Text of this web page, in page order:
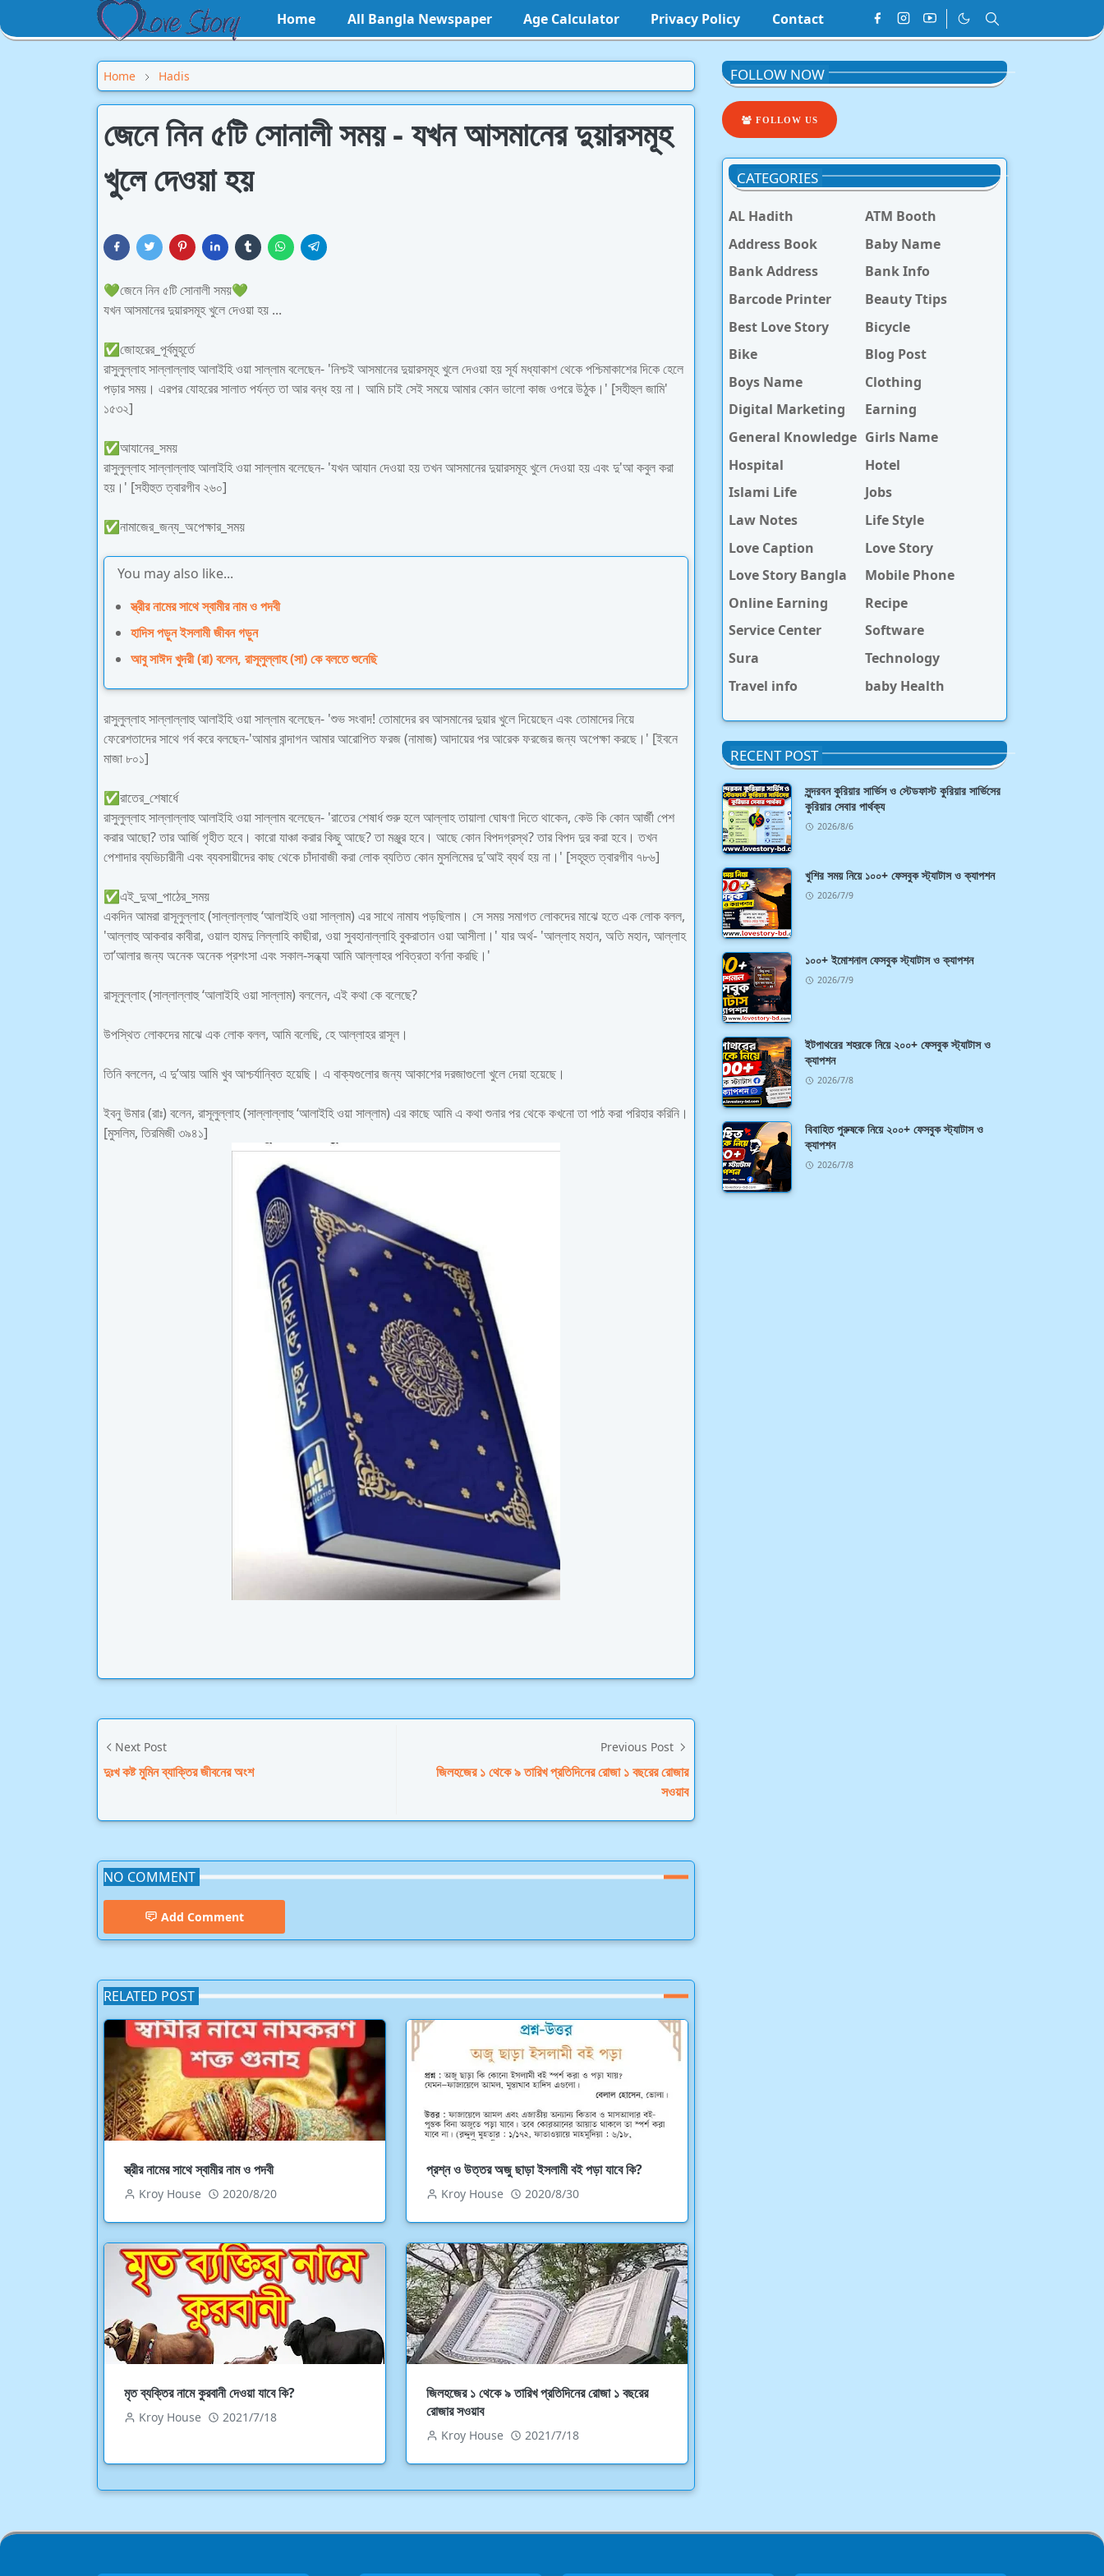
Home All Bangla Newspaper Age Calculator Privacy Policy Contact
Home Hadis
জেনে নিন ৫টি সোনালী সময় - যখন আসমানের দুয়ারসমূহ
খুলে দেওয়া হয়
💚জেনে নিন ৫টি সোনালী সময়💚
যখন আসমানের দুয়ারসমূহ খুলে দেওয়া হয় ...
✅জোহরের_পূর্বমুহূর্তে
রাসুলুল্লাহ সাল্লাল্লাহু আলাইহি ওয়া সাল্লাম বলেছেন- 'নিশ্চই আসমানের দুয়ারসমূহ খুলে দেওয়া হয় সূর্য মধ্যাকাশ থেকে পশ্চিমাকাশের দিকে হেলে
পড়ার সময়। এরপর যোহরের সালাত পর্যন্ত তা আর বন্ধ হয় না। আমি চাই সেই সময়ে আমার কোন ভালো কাজ ওপরে উঠুক।' [সহীহুল জামি'
১৫৩২]
✅আযানের_সময়
রাসুলুল্লাহ সাল্লাল্লাহু আলাইহি ওয়া সাল্লাম বলেছেন- 'যখন আযান দেওয়া হয় তখন আসমানের দুয়ারসমূহ খুলে দেওয়া হয় এবং দু'আ কবুল করা
হয়।' [সহীহুত ত্বারগীব ২৬০]
✅নামাজের_জন্য_অপেক্ষার_সময়
You may also like...
স্ত্রীর নামের সাথে স্বামীর নাম ও পদবী
হাদিস পড়ুন ইসলামী জীবন গড়ুন
আবু সাঈদ খুদরী (রা) বলেন, রাসূলুল্লাহ (সা) কে বলতে শুনেছি
রাসুলুল্লাহ সাল্লাল্লাহু আলাইহি ওয়া সাল্লাম বলেছেন- 'শুভ সংবাদ! তোমাদের রব আসমানের দুয়ার খুলে দিয়েছেন এবং তোমাদের নিয়ে
ফেরেশতাদের সাথে গর্ব করে বলছেন-'আমার বান্দাগন আমার আরোপিত ফরজ (নামাজ) আদায়ের পর আরেক ফরজের জন্য অপেক্ষা করছে।' [ইবনে
মাজা ৮০১]
✅রাতের_শেষার্ধে
রাসুলুল্লাহ সাল্লাল্লাহু আলাইহি ওয়া সাল্লাম বলেছেন- 'রাতের শেষার্ধ শুরু হলে আল্লাহ তায়ালা ঘোষণা দিতে থাকেন, কেউ কি কোন আর্জী পেশ
করার আছো? তার আর্জি গৃহীত হবে। কারো যাঞ্চা করার কিছু আছে? তা মঞ্জুর হবে। আছে কোন বিপদগ্রস্থ? তার বিপদ দুর করা হবে। তখন
পেশাদার ব্যভিচারীনী এবং ব্যবসায়ীদের কাছ থেকে চাঁদাবাজী করা লোক ব্যতিত কোন মুসলিমের দু'আই ব্যর্থ হয় না।' [সহূহুত ত্বারগীব ৭৮৬]
✅এই_দুআ_পাঠের_সময়
একদিন আমরা রাসূলুল্লাহ (সাল্লাল্লাহু ‘আলাইহি ওয়া সাল্লাম) এর সাথে নামায পড়ছিলাম। সে সময় সমাগত লোকদের মাঝে হতে এক লোক বলল,
'আল্লাহু আকবার কাবীরা, ওয়াল হামদু লিল্লাহি কাছীরা, ওয়া সুবহানাল্লাহি বুকরাতান ওয়া আসীলা।' যার অর্থ- 'আল্লাহ মহান, অতি মহান, আল্লাহ
তা’আলার জন্য অনেক অনেক প্রশংসা এবং সকাল-সন্ধ্যা আমি আল্লাহর পবিত্রতা বর্ণনা করছি।'
রাসূলুল্লাহ (সাল্লাল্লাহু ‘আলাইহি ওয়া সাল্লাম) বললেন, এই কথা কে বলেছে?
উপস্থিত লোকদের মাঝে এক লোক বলল, আমি বলেছি, হে আল্লাহর রাসূল।
তিনি বললেন, এ দু’আয় আমি খুব আশ্চর্যান্বিত হয়েছি। এ বাক্যগুলোর জন্য আকাশের দরজাগুলো খুলে দেয়া হয়েছে।
ইবনু উমার (রাঃ) বলেন, রাসূলুল্লাহ (সাল্লাল্লাহু ‘আলাইহি ওয়া সাল্লাম) এর কাছে আমি এ কথা শুনার পর থেকে কখনো তা পাঠ করা পরিহার করিনি।
[মুসলিম, তিরমিজী ৩৯৪১]
Next Post
দুঃখ কষ্ট মুমিন ব্যাক্তির জীবনের অংশ
Previous Post
জিলহজের ১ থেকে ৯ তারিখ প্রতিদিনের রোজা ১ বছরের রোজার
সওয়াব
NO COMMENT
Add Comment
RELATED POST
স্ত্রীর নামের সাথে স্বামীর নাম ও পদবী
Kroy House 2020/8/20
প্রশ্ন ও উত্তর অজু ছাড়া ইসলামী বই পড়া যাবে কি?
Kroy House 2020/8/30
মৃত ব্যক্তির নামে কুরবানী দেওয়া যাবে কি?
Kroy House 2021/7/18
জিলহজের ১ থেকে ৯ তারিখ প্রতিদিনের রোজা ১ বছরের
রোজার সওয়াব
Kroy House 2021/7/18
FOLLOW NOW
FOLLOW US
CATEGORIES
AL Hadith
ATM Booth
Address Book
Baby Name
Bank Address
Bank Info
Barcode Printer
Beauty Ttips
Best Love Story
Bicycle
Bike
Blog Post
Boys Name
Clothing
Digital Marketing
Earning
General Knowledge Girls Name
Hospital
Hotel
Islami Life
Jobs
Law Notes
Life Style
Love Caption
Love Story
Love Story Bangla
Mobile Phone
Online Earning
Recipe
Service Center
Software
Sura
Technology
Travel info
baby Health
RECENT POST
সুন্দরবন কুরিয়ার সার্ভিস ও স্টেডফাস্ট কুরিয়ার সার্ভিসের
কুরিয়ার সেবার পার্থক্য
2026/8/6
খুশির সময় নিয়ে ১০০+ ফেসবুক স্ট্যাটাস ও ক্যাপশন
2026/7/9
১০০+ ইমোশনাল ফেসবুক স্ট্যাটাস ও ক্যাপশন
2026/7/9
ইটপাথরের শহরকে নিয়ে ২০০+ ফেসবুক স্ট্যাটাস ও
ক্যাপশন
2026/7/8
বিবাহিত পুরুষকে নিয়ে ২০০+ ফেসবুক স্ট্যাটাস ও
ক্যাপশন
2026/7/8